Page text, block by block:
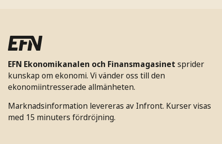
EFN Ekonomikanalen och Finansmagasinet sprider
kunskap om ekonomi. Vi vänder oss till den
ekonomiintresserade allmänheten.
Marknadsinformation levereras av Infront. Kurser visas
med 15 minuters fördröjning.